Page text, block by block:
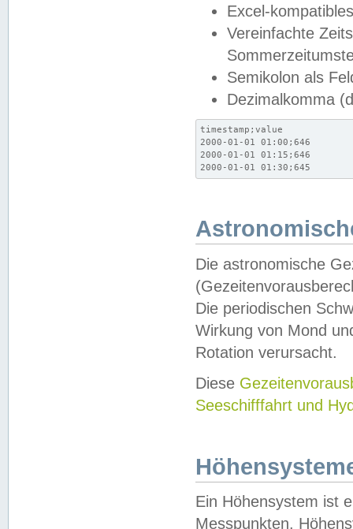
Excel-
Vereinfachte
Semikolon als
Dezimalkomma
timestamp;value
2000-01-01 01:00;646
2000-01-01 01:15;646
2000-01-01 01:30;645
Die astronomische
Die periodischen
Wirkung von Mond
Rotation verursacht.
Diese
Seeschifffahrt und
Ein Höhensystem ist
Messpunkten.